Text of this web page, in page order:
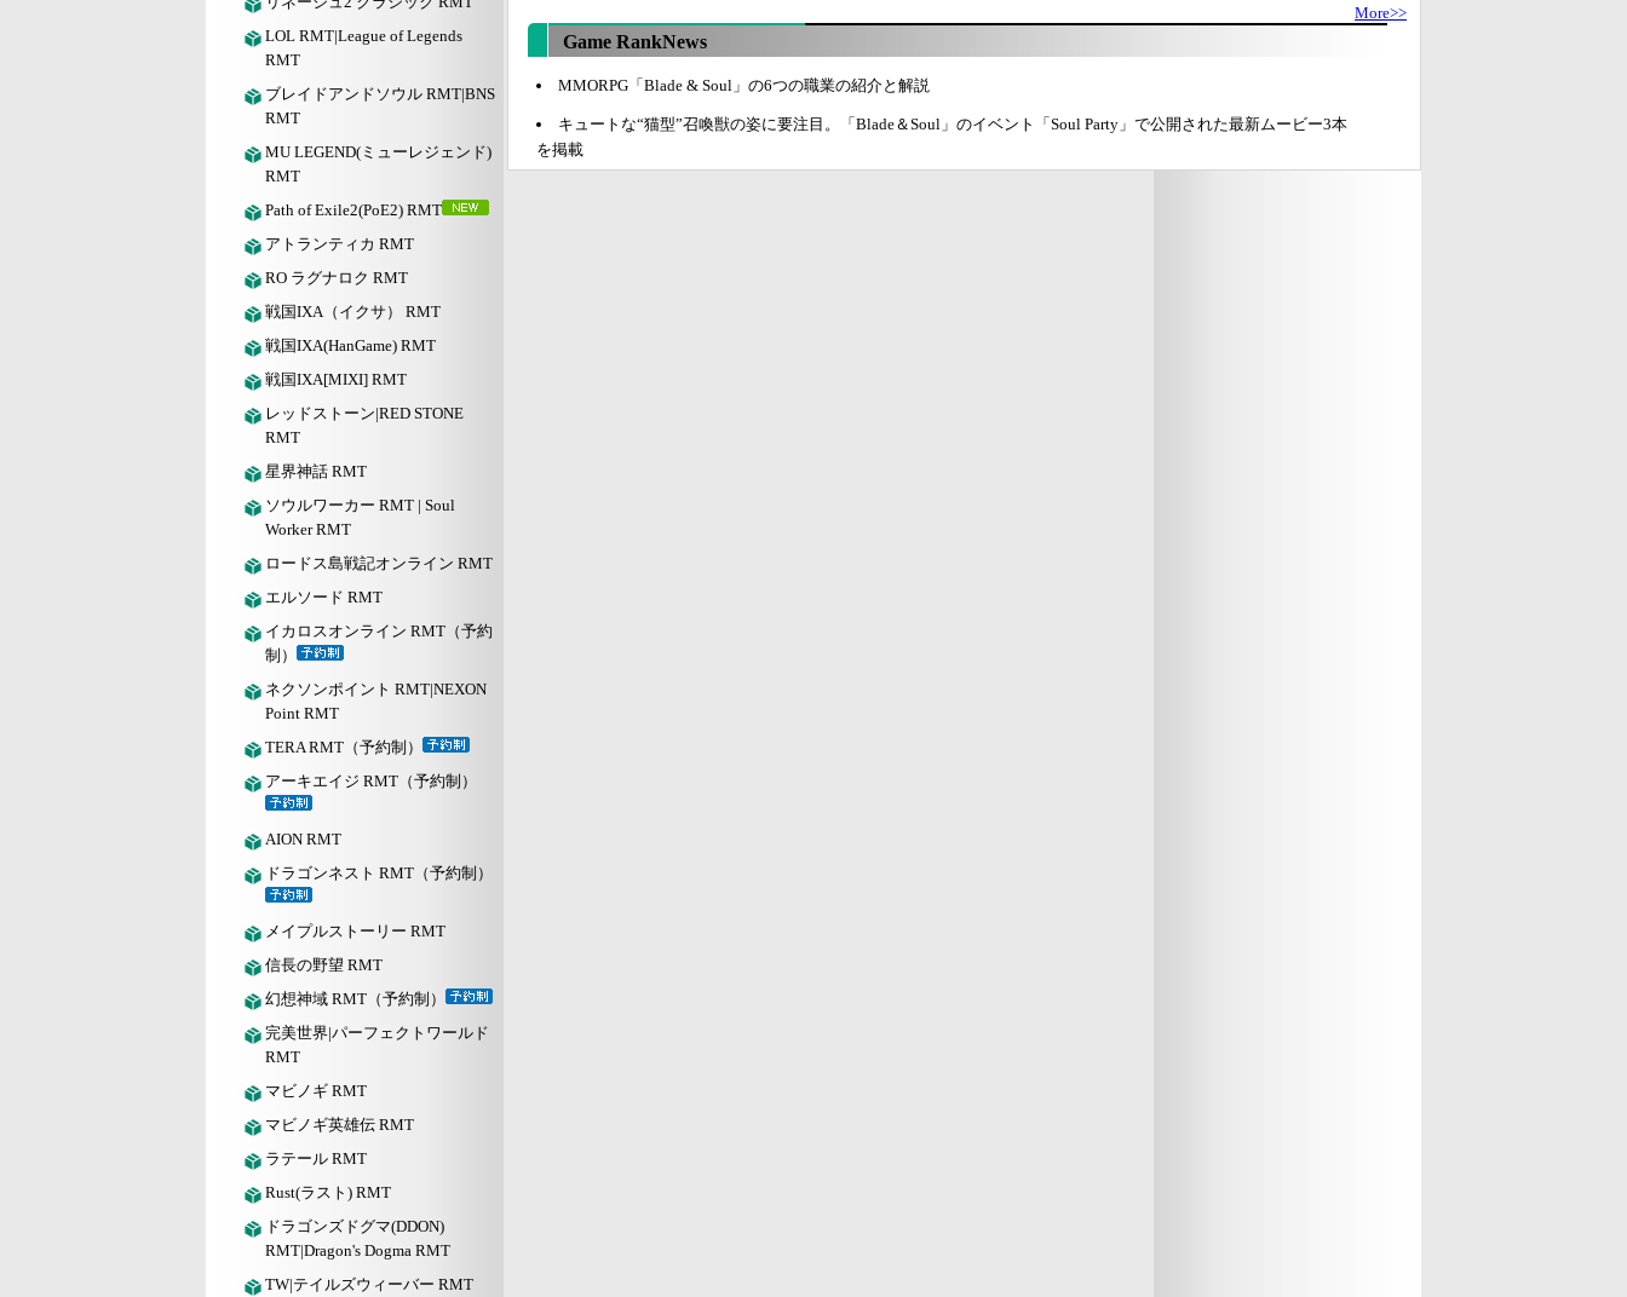
LOL RMT|League of Legends
RMT
ブレイドアンドソウル RMT|BNS
RMT
MU LEGEND(ミューレジェンド)
RMT
Path of Exile2(PoE2) RMT
アトランティカ RMT
RO ラグナロク RMT
戦国IXA（イクサ） RMT
戦国IXA(HanGame) RMT
戦国IXA[MIXI] RMT
レッドストーン|RED STONE
RMT
星界神話 RMT
ソウルワーカー RMT | Soul
Worker RMT
ロードス島戦記オンライン RMT
エルソード RMT
イカロスオンライン RMT（予約
制）
ネクソンポイント RMT|NEXON
Point RMT
TERA RMT（予約制）
アーキエイジ RMT（予約制）
AION RMT
ドラゴンネスト RMT（予約制）
メイプルストーリー RMT
信長の野望 RMT
幻想神域 RMT（予約制）
完美世界|パーフェクトワールド
RMT
マビノギ RMT
マビノギ英雄伝 RMT
ラテール RMT
Rust(ラスト) RMT
ドラゴンズドグマ(DDON)
RMT|Dragon's Dogma RMT
TW|テイルズウィーバー RMT
More>>
Game RankNews
MMORPG「Blade & Soul」の6つの職業の紹介と解説
キュートな“猫型”召喚獣の姿に要注目。「Blade＆Soul」のイベント「Soul Party」で公開された最新ムービー3本
を掲載